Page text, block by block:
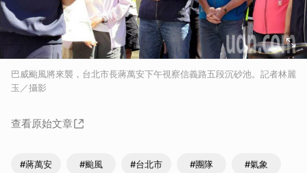
巴威颱風將來襲，台北市長蔣萬安下午視察信義路五段沉砂池。記者林麗
玉／攝影
查看原始文章
#蔣萬安 #颱風 #台北市 #團隊 #氣象